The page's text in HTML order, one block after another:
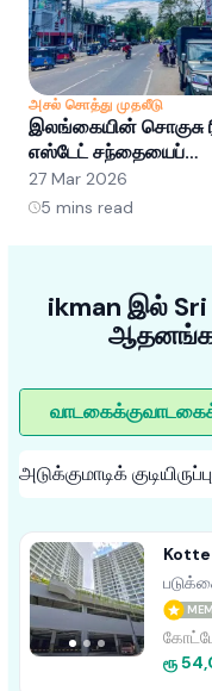
அசல் சொத்து முதலீடு
இலங்கையின் சொகுசு
எஸ்டேட் சந்தையைப்
புரிந்துகொள்வது:
மற்றும் போக்குகள்
27 Mar 2026
5 mins read
ikman இல்
வாடகைக்கு
Kotte
ரூ